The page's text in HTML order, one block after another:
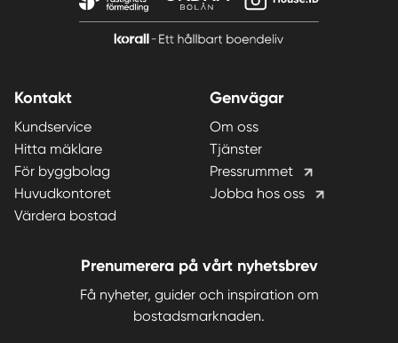
Kontakt
Kundservice
Hitta mäklare
För byggbolag
Huvudkontoret
Värdera bostad
Genvägar
Om oss
Tjänster
Pressrummet
Jobba hos oss
Prenumerera på vårt nyhetsbrev
Få nyheter, guider och inspiration om
bostadsmarknaden.